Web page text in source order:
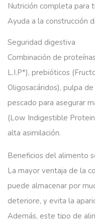
Nutrición completa para
Ayuda a la construcción
Seguridad digestiva
Combinación de
L.I.P*), prebióticos
Oligosacáridos), pulpa
pescado para asegurar
(Low Indigestible
alta asimilación.
Beneficios del alimento
La mayor ventaja de la
puede almacenar por
deteriore, y evita la
Además, este tipo de